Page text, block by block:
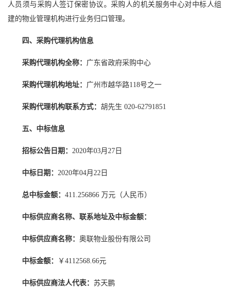
人员须与采购人签订保密协议。采购人的机关服务中心对中标人组
建的物业管理机构进行业务归口管理。
四、采购代理机构信息
采购代理机构全称： 广东省政府采购中心
采购代理机构地址： 广州市越华路118号之一
采购代理机构联系方式： 胡先生 020-62791851
五、中标信息
招标公告日期： 2020年03月27日
中标日期： 2020年04月22日
总中标金额： 411.256866 万元（人民币）
中标供应商名称、联系地址及中标金额：
中标供应商名称： 奥联物业股份有限公司
中标金额： ￥4112568.66元
中标供应商法人代表： 苏天鹏